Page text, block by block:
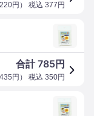
円 ） 税込 377 円
合計785円
円 ） 税込 350円